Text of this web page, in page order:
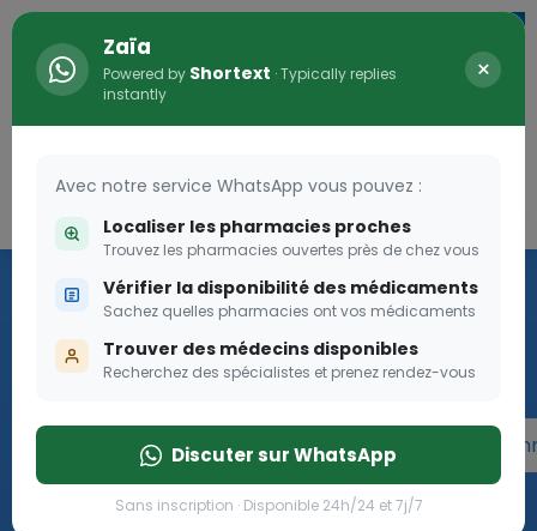
Programme OLGA-ESTHER
Rejoignez le programme Olga Esther pour les femmes
enceintes
Rejoignez le programme Olga Esther pour les
Zaïa
Powered by Shortext · Typically replies
instantly
×
Avec notre service WhatsApp vous pouvez :
Localiser les pharmacies proches
Trouvez les pharmacies ouvertes près de chez vous
Vérifier la disponibilité des médicaments
Sachez quelles pharmacies ont vos médicaments
Trouver des médecins disponibles
Recherchez des spécialistes et prenez rendez-vous
Discuter sur WhatsApp
Sans inscription · Disponible 24h/24 et 7j/7